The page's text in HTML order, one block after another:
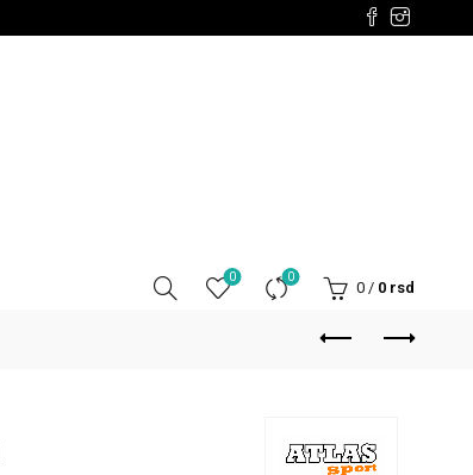
0 0
0 / 0 rsd